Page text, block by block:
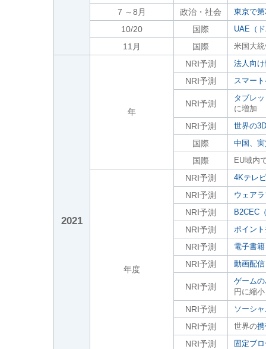
7 ～8月 政治・社会 東京で
10/20 国際 UAE（
11月 国際 米国大
2021
年
NRI予測 法人向
NRI予測 スマー
NRI予測
タブレ
に増加
NRI予測 世界の
国際 中国、
国際 EU域内
年度
NRI予測 4Kテレビ
NRI予測 ウェア
NRI予測 B2CEC
NRI予測 ポイン
NRI予測 電子書
NRI予測 動画配
NRI予測
ゲーム
円に縮小
NRI予測 ソーシ
NRI予測 世界の
NRI予測 固定ブ